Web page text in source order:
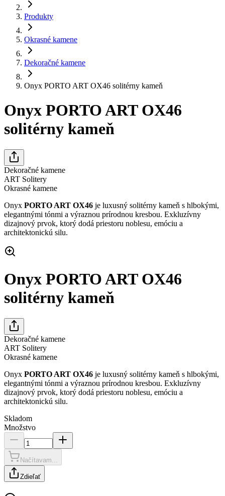
Produkty
Okrasné kamene
Dekoračné kamene
Onyx PORTO ART OX46 solitérny kameň
Onyx PORTO ART OX46
solitérny kameň
Dekoračné kamene
ART Solitery
Okrasné kamene
Onyx PORTO ART OX46 je luxusný solitérny kameň s hlbokými,
elegantnými tónmi a výraznou prírodnou kresbou. Exkluzívny
dizajnový prvok, ktorý dodá priestoru noblesu, emóciu a
architektonickú silu.
Onyx PORTO ART OX46
solitérny kameň
Dekoračné kamene
ART Solitery
Okrasné kamene
Onyx PORTO ART OX46 je luxusný solitérny kameň s hlbokými,
elegantnými tónmi a výraznou prírodnou kresbou. Exkluzívny
dizajnový prvok, ktorý dodá priestoru noblesu, emóciu a
architektonickú silu.
Skladom
Množstvo
Načítavam...
Zdieľať